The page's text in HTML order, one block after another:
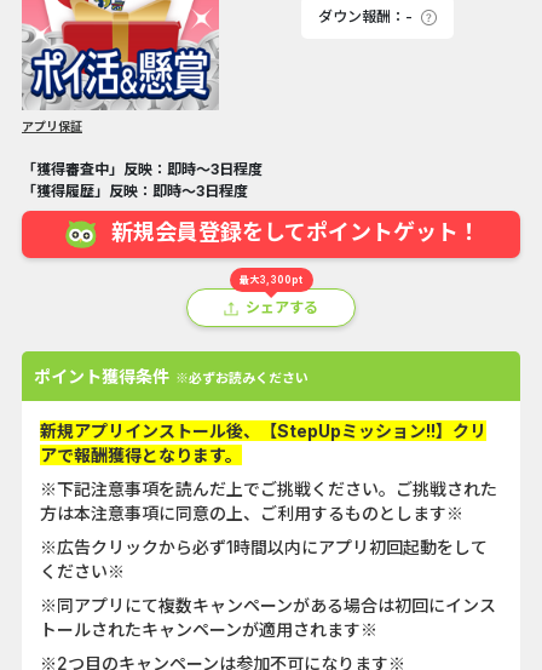
ダウン報酬：-
アプリ保証
「獲得審査中」反映：即時～3日程度
「獲得履歴」反映：即時～3日程度
新規会員登録をしてポイントゲット！
最大3,300pt
シェアする
ポイント獲得条件 ※必ずお読みください
新規アプリインストール後、【StepUpミッション!!】クリ
アで報酬獲得となります。
※下記注意事項を読んだ上でご挑戦ください。ご挑戦された
方は本注意事項に同意の上、ご利用するものとします※
※広告クリックから必ず1時間以内にアプリ初回起動をして
ください※
※同アプリにて複数キャンペーンがある場合は初回にインス
トールされたキャンペーンが適用されます※
※2つ目のキャンペーンは参加不可になります※